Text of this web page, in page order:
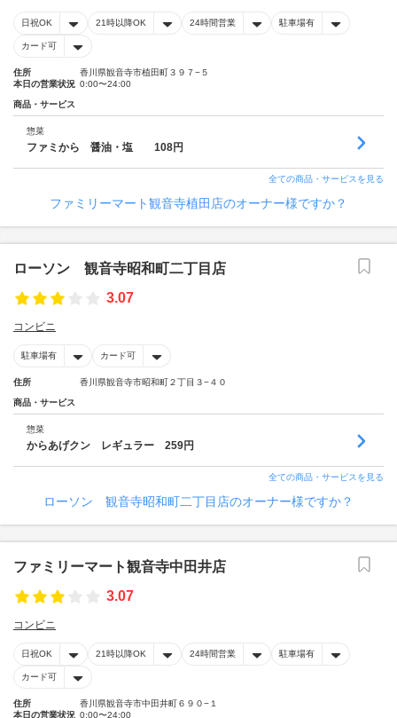
日祝OK 21時以降OK 24時間営業 駐車場有
カード可
住所
香川県観音寺市植田町３９７−５
本日の営業状況 0:00〜24:00
商品・サービス
惣菜
ファミから 醤油・塩 108円
全ての商品・サービスを見る
ファミリーマート観音寺植田店のオーナー様ですか？
ローソン 観音寺昭和町二丁目店
3.07
コンビニ
駐車場有 カード可
住所 香川県観音寺市昭和町２丁目３−４０
商品・サービス
惣菜
からあげクン レギュラー 259円
全ての商品・サービスを見る
ローソン 観音寺昭和町二丁目店のオーナー様ですか？
ファミリーマート観音寺中田井店
3.07
コンビニ
日祝OK 21時以降OK 24時間営業 駐車場有
カード可
住所
香川県観音寺市中田井町６９０−１
本日の営業状況 0:00〜24:00